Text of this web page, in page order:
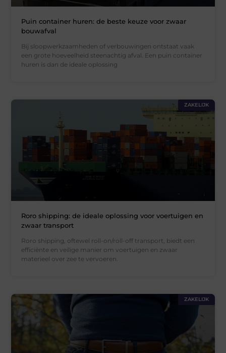
Puin container huren: de beste keuze voor zwaar
bouwafval
Bij sloopwerkzaamheden of verbouwingen ontstaat vaak
een grote hoeveelheid steenachtig afval. Een puin container
huren is dan de ideale oplossing
ZAKELIJK
Roro shipping: de ideale oplossing voor voertuigen en
zwaar transport
Roro shipping, oftewel roll-on/roll-off transport, biedt een
efficiënte en veilige manier om voertuigen en zwaar
materieel over zee te vervoeren.
ZAKELIJK